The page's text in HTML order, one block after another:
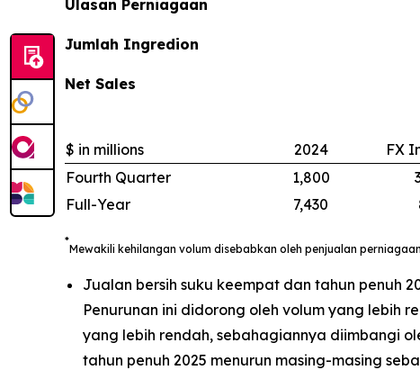
Ulasan Perniagaan
Jumlah Ingredion
Net Sales
$ in millions 2024 FX
Fourth Quarter
1,800
Full-Year
7,430
*
Mewakili kehilangan volum disebabkan oleh penjualan
Jualan bersih suku keempat dan tahun penuh
Penurunan ini didorong oleh volum yang lebih
yang lebih rendah, sebahagiannya diimbangi
tahun penuh 2025 menurun masing-masing